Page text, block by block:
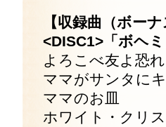
【収録曲（ボー
<DISC1>「ボヘ
よろこべ友よ恐
ママがサンタに
ママのお皿
ホワイト・クリ